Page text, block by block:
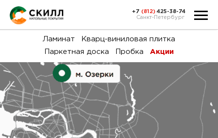
+7 (812) 425-38-74
Санкт-Петербург
Ламинат
Кварц-виниловая плитка
Паркетная доска
Пробка Акции